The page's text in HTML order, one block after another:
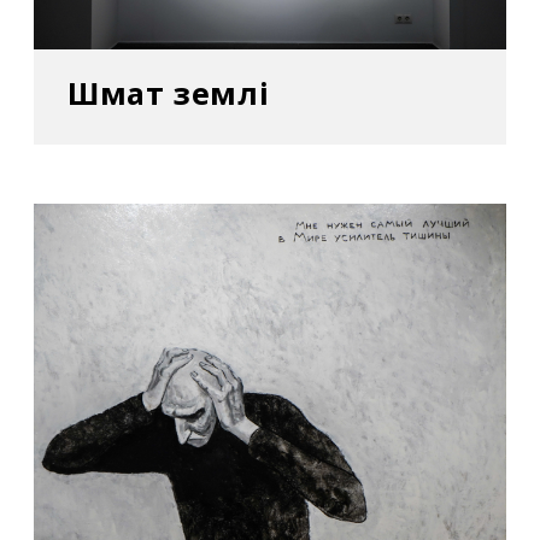
галереї VOVATANYA. Харків, Україна
Вибрані групові виставки:
– «Алхімія мотивації», проєкт в межах XII
Всеукраїнської платформи «Новітні
спрямування» в Інституті проблем
сучасного мистецтва НАМ України. Київ,
Україна
Alphabet des anarchistischen Amateurs
(«Алфавіт анархістів-любителів») у Центрі
Шмат землі